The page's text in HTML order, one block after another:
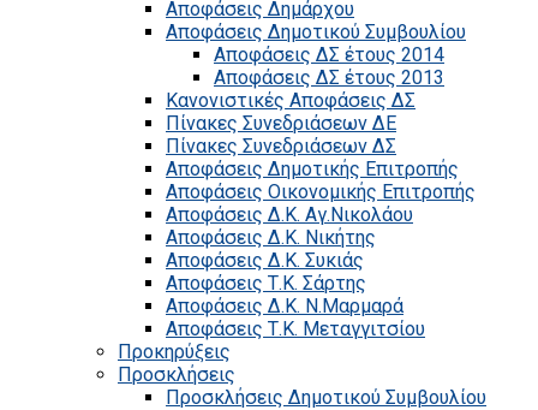
Αποφάσεις Δημάρχου
Αποφάσεις Δημοτικού Συμβουλίου
Αποφάσεις ΔΣ έτους 2014
Αποφάσεις ΔΣ έτους 2013
Κανονιστικές Αποφάσεις ΔΣ
Πίνακες Συνεδριάσεων ΔΕ
Πίνακες Συνεδριάσεων ΔΣ
Αποφάσεις Δημοτικής Επιτροπής
Αποφάσεις Οικονομικής Επιτροπής
Αποφάσεις Δ.Κ. Αγ.Νικολάου
Αποφάσεις Δ.Κ. Νικήτης
Αποφάσεις Δ.Κ. Συκιάς
Αποφάσεις Τ.Κ. Σάρτης
Αποφάσεις Δ.Κ. Ν.Μαρμαρά
Αποφάσεις Τ.Κ. Μεταγγιτσίου
Προκηρύξεις
Προσκλήσεις
Προσκλήσεις Δημοτικού Συμβουλίου